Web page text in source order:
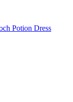
Potion Dress